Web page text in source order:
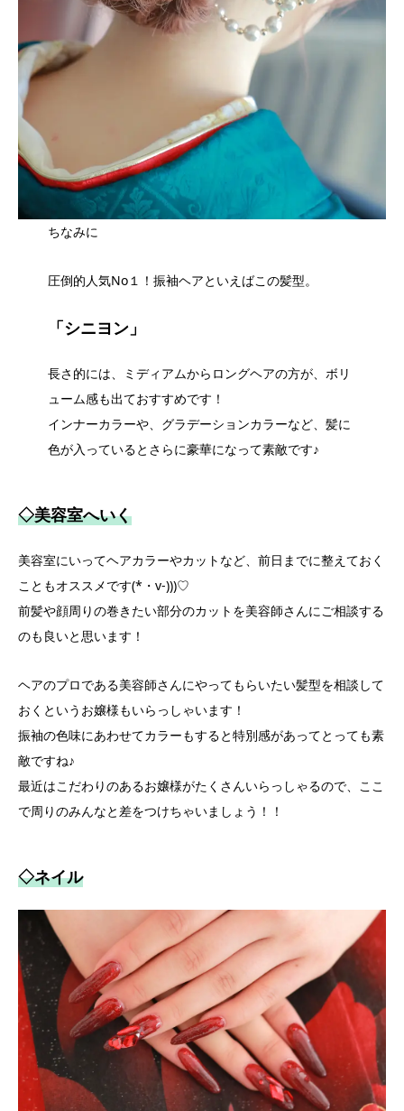
ちなみに
圧倒的人気No１！振袖ヘアといえばこの髪型。
「シニヨン」
長さ的には、ミディアムからロングヘアの方が、ボリ
ューム感も出ておすすめです！
インナーカラーや、グラデーションカラーなど、髪に
色が入っているとさらに豪華になって素敵です♪
◇美容室へいく
美容室にいってヘアカラーやカットなど、前日までに整えておく
こともオススメです(*・v-)))♡
前髪や顔周りの巻きたい部分のカットを美容師さんにご相談する
のも良いと思います！
ヘアのプロである美容師さんにやってもらいたい髪型を相談して
おくというお嬢様もいらっしゃいます！
振袖の色味にあわせてカラーもすると特別感があってとっても素
敵ですね♪
最近はこだわりのあるお嬢様がたくさんいらっしゃるので、ここ
で周りのみんなと差をつけちゃいましょう！！
◇ネイル